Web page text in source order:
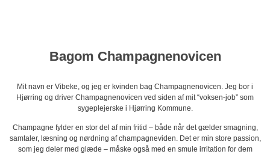
Bagom Champagnenovicen
Mit navn er Vibeke, og jeg er kvinden bag Champagnenovicen. Jeg bor i
Hjørring og driver Champagnenovicen ved siden af mit “voksen-job” som
sygeplejerske i Hjørring Kommune.
Champagne fylder en stor del af min fritid – både når det gælder smagning,
samtaler, læsning og nørdning af champagneviden. Det er min store passion,
som jeg deler med glæde – måske også med en smule irritation for dem